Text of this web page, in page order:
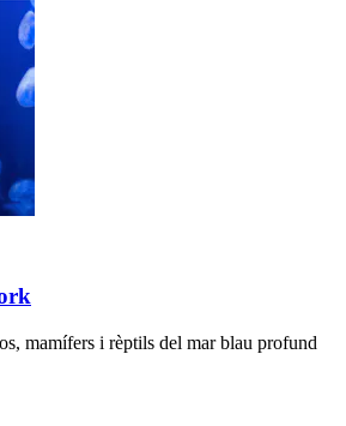
mamífers i rèptils del mar blau profund